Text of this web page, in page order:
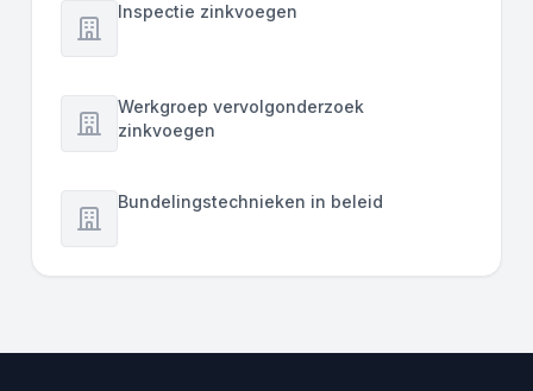
Inspectie zinkvoegen
Werkgroep vervolgonderzoek
zinkvoegen
Bundelingstechnieken in beleid